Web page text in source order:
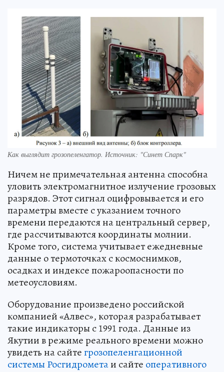
Как выглядит грозопеленгатор. Источник: "Синет Спарк"
Ничем не примечательная антенна способна
уловить электромагнитное излучение грозовых
разрядов. Этот сигнал оцифровывается и его
параметры вместе с указанием точного
времени передаются на центральный сервер,
где рассчитываются координаты молнии.
Кроме того, система учитывает ежедневные
данные о термоточках с космоснимков,
осадках и индексе пожароопасности по
метеоусловиям.
Оборудование произведено российской
компанией «Алвес», которая разрабатывает
такие индикаторы с 1991 года. Данные из
Якутии в режиме реального времени можно
увидеть на сайтегрозопеленгационной
системы Росгидрометаи сайте оперативного